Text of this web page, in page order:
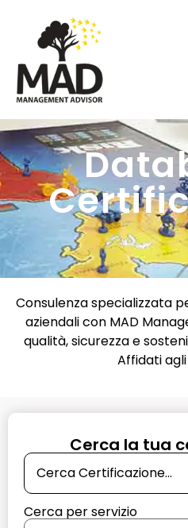
Consulenza specializzata
aziendali con MAD
qualità, sicurezza e
Affidati
Cerca la tua
Cerca per servizio